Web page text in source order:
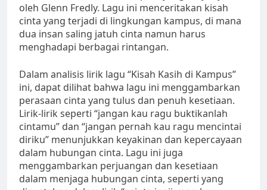
oleh Glenn Fredly. Lagu ini menceritakan kisah
cinta yang terjadi di lingkungan kampus, di mana
dua insan saling jatuh cinta namun harus
menghadapi berbagai rintangan.
Dalam analisis lirik lagu “Kisah Kasih di Kampus”
ini, dapat dilihat bahwa lagu ini menggambarkan
perasaan cinta yang tulus dan penuh kesetiaan.
Lirik-lirik seperti “jangan kau ragu buktikanlah
cintamu” dan “jangan pernah kau ragu mencintai
diriku” menunjukkan keyakinan dan kepercayaan
dalam hubungan cinta. Lagu ini juga
menggambarkan perjuangan dan kesetiaan
dalam menjaga hubungan cinta, seperti yang